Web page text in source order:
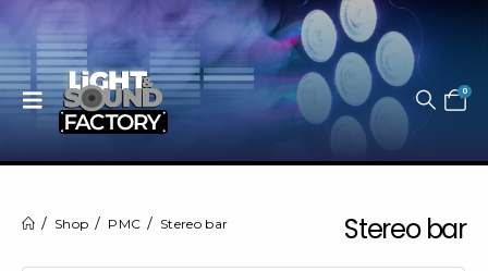
0
Stereo bar
Shop PMC Stereo bar